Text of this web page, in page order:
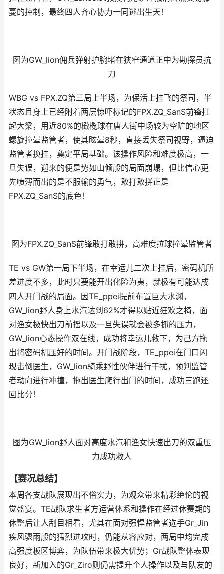
蔓的控制，最终四人齐心协力一同逃出生天！
图为GW_lion佣兵弹射护腕堵在狭窄通道正中为勘探员抗
刀
WBG vs FPX.ZQ第三局上半场，为保活上挂飞的祭司，半
状态且身上已经附着两层惊吓标记的FPX.ZQ_SanS前锋扛
起大梁，用近80%的橄榄球在唐人街中场较为空旷的地区
螺旋撞晕监管者，使其眩晕8秒，直接丢失祭司视野，逼迫
监管者换挂，奠定平局基础。该操作风险和难度极高，一
旦失误，迎来的便是势如山倾般的局面崩塌，但比信心更
先喷薄而出的是不服输的勇气，敢打敢拼正是
FPX.ZQ_SanS的底色！
图为FPX.ZQ_SanS前锋敢打敢拼，高难度拉球撞晕监管者
TE vs GW第一局下半场，在幸运儿二次上挂后，密码机所
差进度不多，此时只要能开出化险为夷，就极有可能达成
四人开门战的局面。因TE_ppei提前布置巨大水渊，
GW_lion野人身上水汽达到62%才得以贴近狂欢之椅，面
对渔女极快出刀前摇以及一旦失误就会被多抓的压力，
GW_lion心态操作双在线，成功将幸运儿救下，为己方拖
出将密码机压好的时间。开门战阶段，TE_ppei在门口闪
现击倒医生，GW_lion骑乘野性伙伴进行干扰，预判监管
者动向进行冲撞，拖出医生爬行出门的时间，成功三跑还
回比分！
图为GW_lion野人面对高度水汽和渔女快速出刀的双重压
力成功救人
【赛况总结】
本周各支战队展现出不俗实力，为观众带来精彩绝伦的视
觉盛宴。TE战队求生者方运营体系和操作在经过休赛期的
休整后让人刮目相看，尤其在面对强悍监管者选手Gr_Jin
疾风骤雨般的猛烈进攻时，仍能从容应对，两局中均完成
高强度板区博弈，为队伍带来极大优势；Gr战队整体表现
良好，新加入的Gr_Ziro则仍需提升个人操作以及与队友的